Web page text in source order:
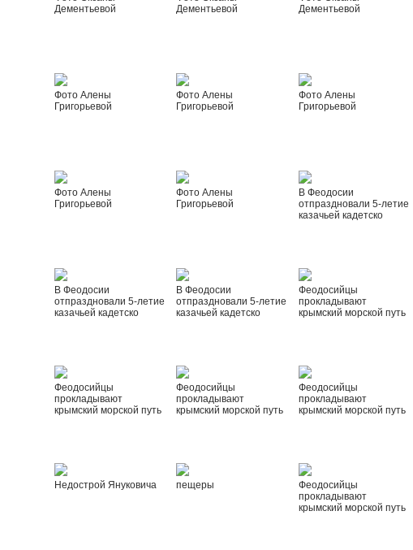
Дементьевой
Дементьевой
Дементьевой
Фото Алены
Григорьевой
Фото Алены
Григорьевой
Фото Алены
Григорьевой
Фото Алены
Григорьевой
Фото Алены
Григорьевой
В Феодосии
отпраздновали 5-летие
казачьей кадетско
В Феодосии
отпраздновали 5-летие
казачьей кадетско
В Феодосии
отпраздновали 5-летие
казачьей кадетско
Феодосийцы
прокладывают
крымский морской путь
Феодосийцы
прокладывают
крымский морской путь
Феодосийцы
прокладывают
крымский морской путь
Феодосийцы
прокладывают
крымский морской путь
Недострой Януковича пещеры
Феодосийцы
прокладывают
крымский морской путь